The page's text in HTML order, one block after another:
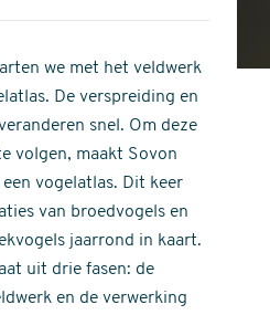
we met het veldwerk
De verspreiding en
snel. Om deze
volgen, maakt Sovon
vogelatlas. Dit keer
van broedvogels en
jaarrond in kaart.
uit drie fasen: de
en de verwerking